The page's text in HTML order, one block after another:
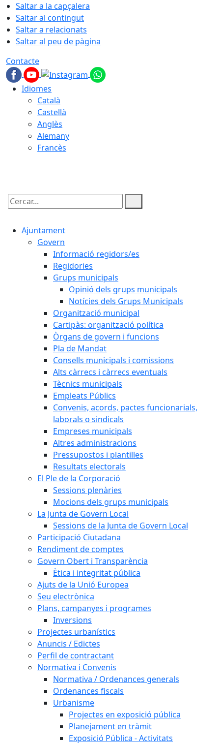
Saltar a la capçalera
Saltar al contingut
Saltar a relacionats
Saltar al peu de pàgina
Contacte
Idiomes
Català
Castellà
Anglès
Alemany
Francès
Cercar:
Ajuntament
Govern
Informació regidors/es
Regidories
Grups municipals
Opinió dels grups municipals
Notícies dels Grups Municipals
Organització municipal
Cartipàs: organització política
Òrgans de govern i funcions
Pla de Mandat
Consells municipals i comissions
Alts càrrecs i càrrecs eventuals
Tècnics municipals
Empleats Públics
Convenis, acords, pactes funcionarials,
laborals o sindicals
Empreses municipals
Altres administracions
Pressupostos i plantilles
Resultats electorals
El Ple de la Corporació
Sessions plenàries
Mocions dels grups municipals
La Junta de Govern Local
Sessions de la Junta de Govern Local
Participació Ciutadana
Rendiment de comptes
Govern Obert i Transparència
Ètica i integritat pública
Ajuts de la Unió Europea
Seu electrònica
Plans, campanyes i programes
Inversions
Projectes urbanístics
Anuncis / Edictes
Perfil de contractant
Normativa i Convenis
Normativa / Ordenances generals
Ordenances fiscals
Urbanisme
Projectes en exposició pública
Planejament en tràmit
Exposició Pública - Activitats